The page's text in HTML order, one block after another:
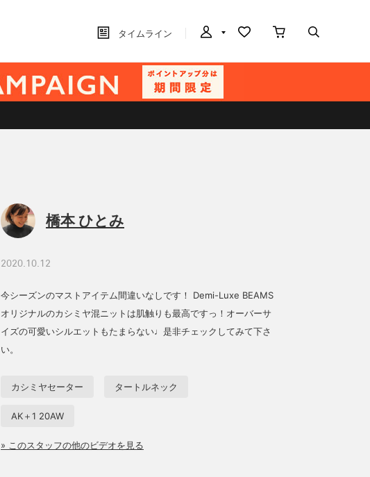
タイムライン
橋本 ひとみ
2020.10.12
今シーズンのマストアイテム間違いなしです！ Demi-Luxe BEAMS
オリジナルのカシミヤ混ニットは肌触りも最高ですっ！オーバーサ
イズの可愛いシルエットもたまらない♩是非チェックしてみて下さ
い。
カシミヤセーター タートルネック
AK＋1 20AW
» このスタッフの他のビデオを見る